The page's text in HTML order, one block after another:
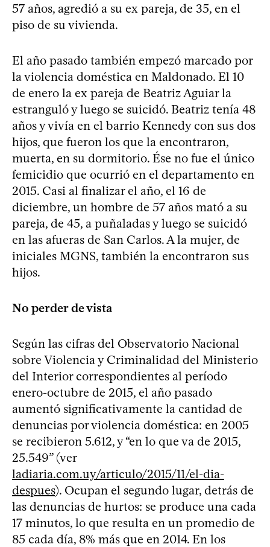
57 años, agredió a su ex pareja, de 35, en el
piso de su vivienda.
El año pasado también empezó marcado por
la violencia doméstica en Maldonado. El 10
de enero la ex pareja de Beatriz Aguiar la
estranguló y luego se suicidó. Beatriz tenía 48
años y vivía en el barrio Kennedy con sus dos
hijos, que fueron los que la encontraron,
muerta, en su dormitorio. Ése no fue el único
femicidio que ocurrió en el departamento en
2015. Casi al finalizar el año, el 16 de
diciembre, un hombre de 57 años mató a su
pareja, de 45, a puñaladas y luego se suicidó
en las afueras de San Carlos. A la mujer, de
iniciales MGNS, también la encontraron sus
hijos.
No perder de vista
Según las cifras del Observatorio Nacional
sobre Violencia y Criminalidad del Ministerio
del Interior correspondientes al período
enero-octubre de 2015, el año pasado
aumentó significativamente la cantidad de
denuncias por violencia doméstica: en 2005
se recibieron 5.612, y “en lo que va de 2015,
25.549” (ver
ladiaria.com.uy/articulo/2015/11/el-dia-
despues). Ocupan el segundo lugar, detrás de
las denuncias de hurtos: se produce una cada
17 minutos, lo que resulta en un promedio de
85 cada día, 8% más que en 2014. En los